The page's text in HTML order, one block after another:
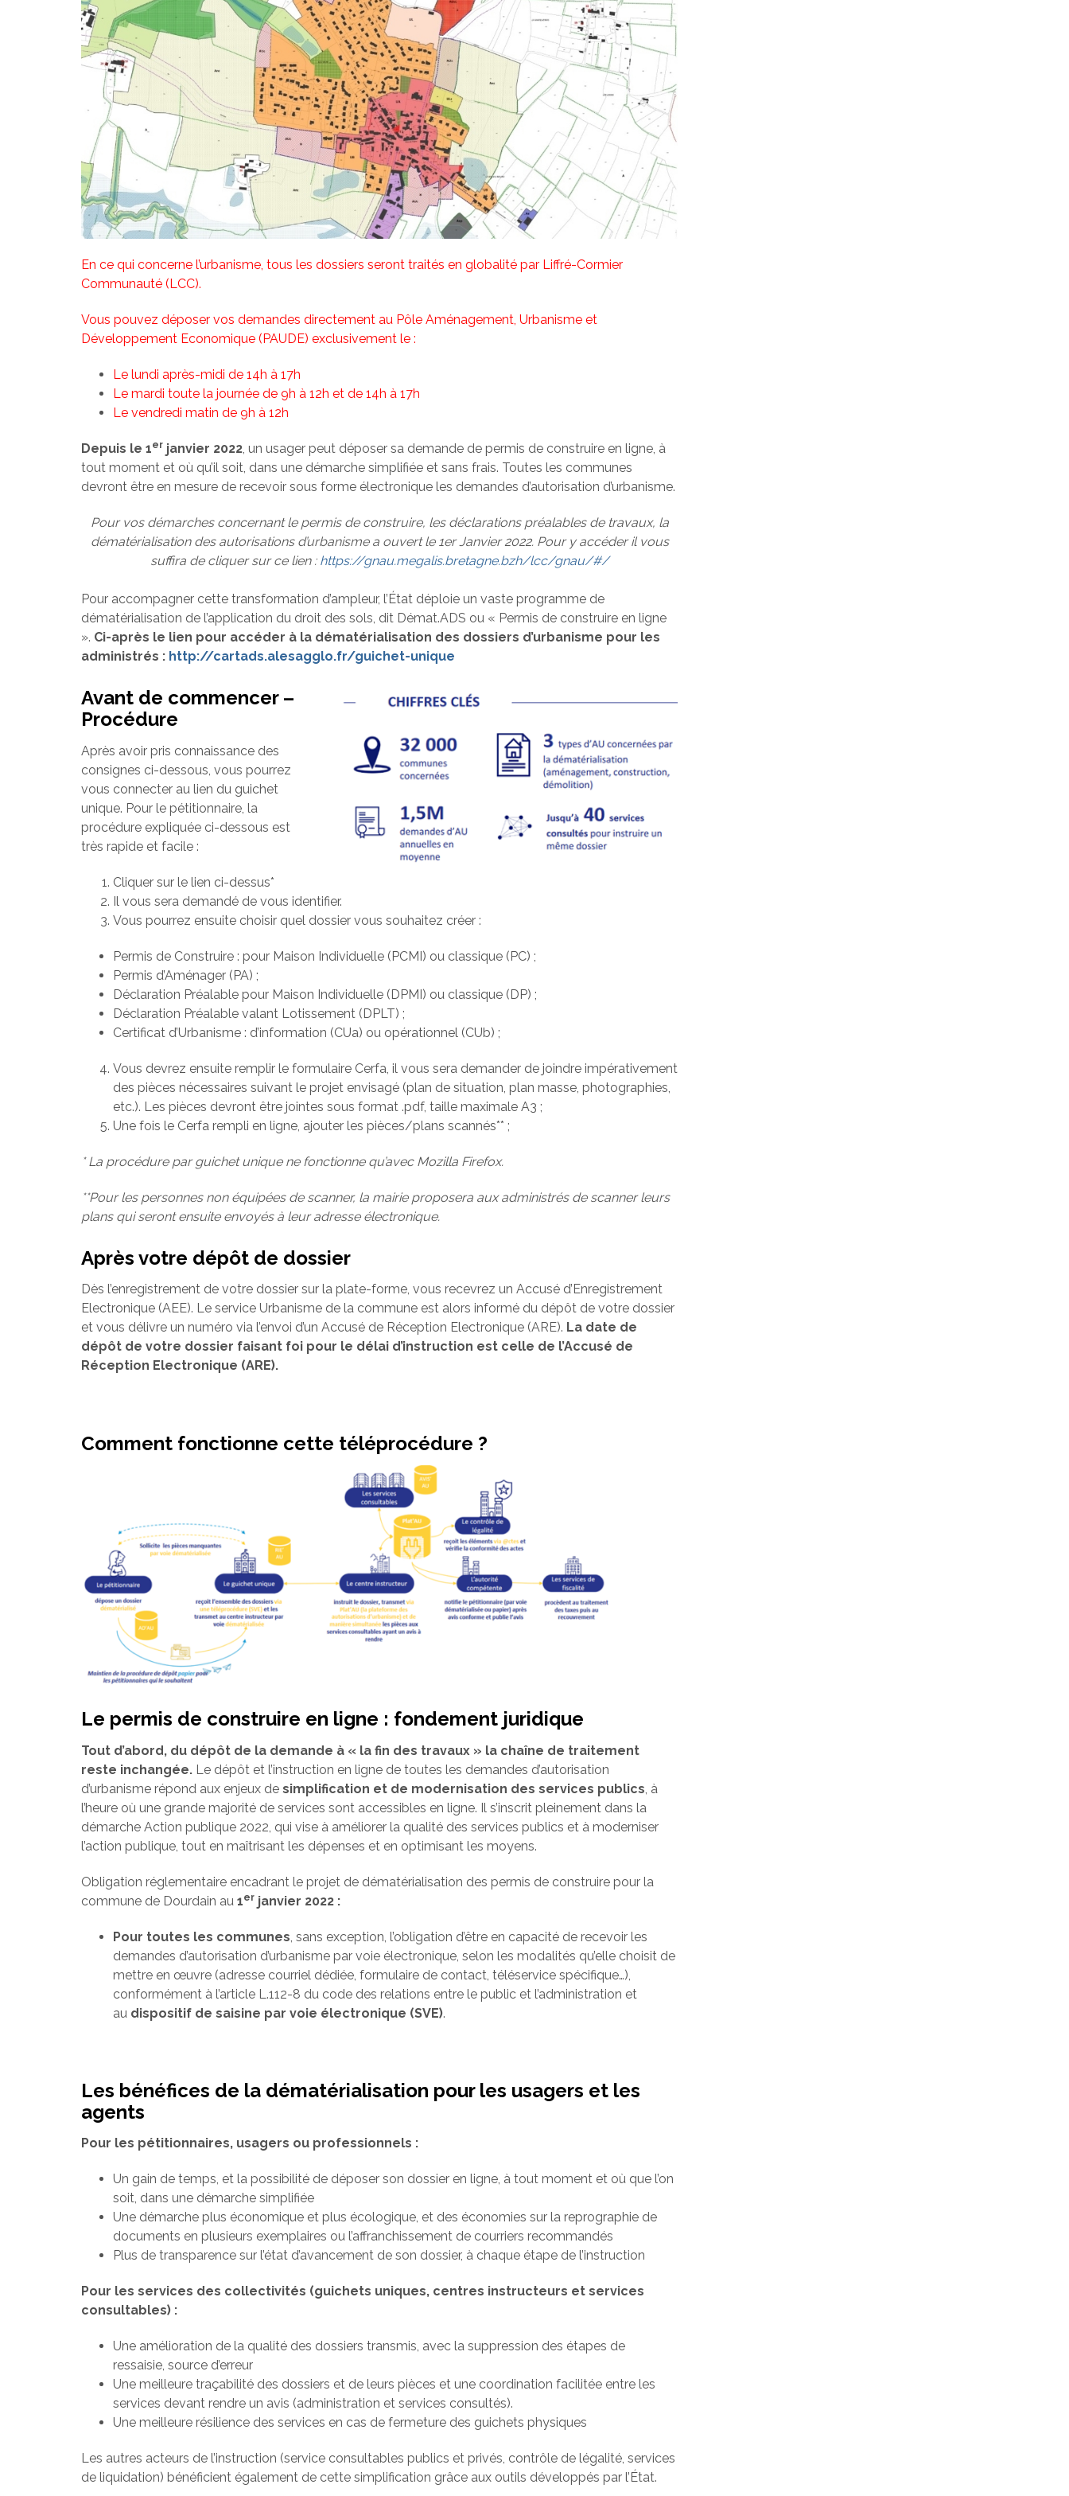
En ce qui concerne l’urbanisme, tous les dossiers seront traités en globalité par Liffré-Cormier
Communauté (LCC).
Vous pouvez déposer vos demandes directement au Pôle Aménagement, Urbanisme et
Développement Economique (PAUDE) exclusivement le :
Le lundi après-midi de 14h à 17h
Le mardi toute la journée de 9h à 12h et de 14h à 17h
Le vendredi matin de 9h à 12h
Depuis le 1er janvier 2022 , un usager peut déposer sa demande de permis de construire en ligne, à
tout moment et où qu’il soit, dans une démarche simplifiée et sans frais. Toutes les communes
devront être en mesure de recevoir sous forme électronique les demandes d’autorisation d’urbanisme.
Pour vos démarches concernant le permis de construire, les déclarations préalables de travaux, la
dématérialisation des autorisations d’urbanisme a ouvert le 1er Janvier 2022. Pour y accéder il vous
suffira de cliquer sur ce lien : https://gnau.megalis.bretagne.bzh/lcc/gnau/#/
Pour accompagner cette transformation d’ampleur, l’État déploie un vaste programme de
dématérialisation de l’application du droit des sols, dit Démat.ADS ou « Permis de construire en ligne
». Ci-après le lien pour accéder à la dématérialisation des dossiers d’urbanisme pour les
administrés : http://cartads.alesagglo.fr/guichet-unique
Avant de commencer –
Procédure
Après avoir pris connaissance des
consignes ci-dessous, vous pourrez
vous connecter au lien du guichet
unique. Pour le pétitionnaire, la
procédure expliquée ci-dessous est
très rapide et facile :
Cliquer sur le lien ci-dessus*
Il vous sera demandé de vous identifier.
Vous pourrez ensuite choisir quel dossier vous souhaitez créer :
Permis de Construire : pour Maison Individuelle (PCMI) ou classique (PC) ;
Permis d’Aménager (PA) ;
Déclaration Préalable pour Maison Individuelle (DPMI) ou classique (DP) ;
Déclaration Préalable valant Lotissement (DPLT) ;
Certificat d’Urbanisme : d’information (CUa) ou opérationnel (CUb) ;
Vous devrez ensuite remplir le formulaire Cerfa, il vous sera demander de joindre impérativement
des pièces nécessaires suivant le projet envisagé (plan de situation, plan masse, photographies,
etc.). Les pièces devront être jointes sous format .pdf, taille maximale A3 ;
Une fois le Cerfa rempli en ligne, ajouter les pièces/plans scannés** ;
* La procédure par guichet unique ne fonctionne qu’avec Mozilla Firefox.
**Pour les personnes non équipées de scanner, la mairie proposera aux administrés de scanner leurs
plans qui seront ensuite envoyés à leur adresse électronique.
Après votre dépôt de dossier
Dès l’enregistrement de votre dossier sur la plate-forme, vous recevrez un Accusé d’Enregistrement
Electronique (AEE). Le service Urbanisme de la commune est alors informé du dépôt de votre dossier
et vous délivre un numéro via l’envoi d’un Accusé de Réception Electronique (ARE). La date de
dépôt de votre dossier faisant foi pour le délai d’instruction est celle de l’Accusé de
Réception Electronique (ARE).
Comment fonctionne cette téléprocédure ?
Le permis de construire en ligne : fondement juridique
Tout d’abord, du dépôt de la demande à « la fin des travaux » la chaîne de traitement
reste inchangée. Le dépôt et l’instruction en ligne de toutes les demandes d’autorisation
d’urbanisme répond aux enjeux de simplification et de modernisation des services publics , à
l’heure où une grande majorité de services sont accessibles en ligne. Il s’inscrit pleinement dans la
démarche Action publique 2022, qui vise à améliorer la qualité des services publics et à moderniser
l’action publique, tout en maîtrisant les dépenses et en optimisant les moyens.
Obligation réglementaire encadrant le projet de dématérialisation des permis de construire pour la
commune de Dourdain au 1er janvier 2022 :
Pour toutes les communes , sans exception, l’obligation d’être en capacité de recevoir les
demandes d’autorisation d’urbanisme par voie électronique, selon les modalités qu’elle choisit de
mettre en œuvre (adresse courriel dédiée, formulaire de contact, téléservice spécifique…),
conformément à l’article L.112-8 du code des relations entre le public et l’administration et
au dispositif de saisine par voie électronique (SVE).
Les bénéfices de la dématérialisation pour les usagers et les
agents
Pour les pétitionnaires, usagers ou professionnels :
Un gain de temps, et la possibilité de déposer son dossier en ligne, à tout moment et où que l’on
soit, dans une démarche simplifiée
Une démarche plus économique et plus écologique, et des économies sur la reprographie de
documents en plusieurs exemplaires ou l’affranchissement de courriers recommandés
Plus de transparence sur l’état d’avancement de son dossier, à chaque étape de l’instruction
Pour les services des collectivités (guichets uniques, centres instructeurs et services
consultables) :
Une amélioration de la qualité des dossiers transmis, avec la suppression des étapes de
ressaisie, source d’erreur
Une meilleure traçabilité des dossiers et de leurs pièces et une coordination facilitée entre les
services devant rendre un avis (administration et services consultés).
Une meilleure résilience des services en cas de fermeture des guichets physiques
Les autres acteurs de l’instruction (service consultables publics et privés, contrôle de légalité, services
de liquidation) bénéficient également de cette simplification grâce aux outils développés par l’État.